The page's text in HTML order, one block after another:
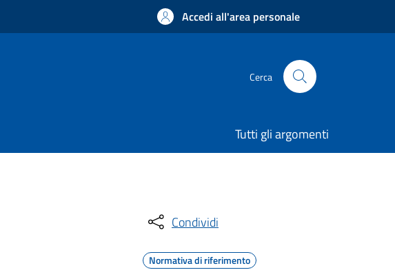
Accedi all'area personale
Cerca
Tutti gli argomenti
Condividi
Normativa di riferimento